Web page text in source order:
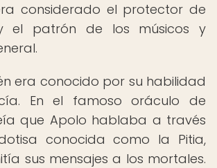
considerado el protector de
el patrón de los músicos y
era conocido por su habilidad
En el famoso oráculo de
que Apolo hablaba a través
conocida como la Pitia,
sus mensajes a los mortales.